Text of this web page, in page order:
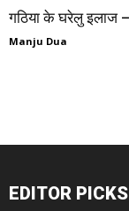
गठिया के घरेलु
Manju Dua
EDITOR PICKS